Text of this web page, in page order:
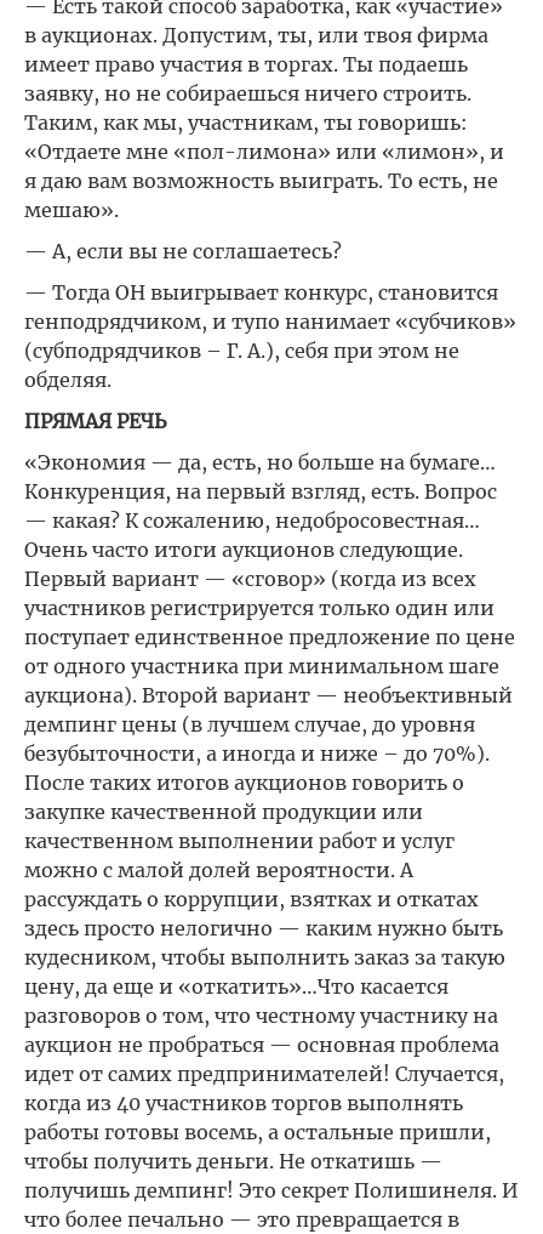
— Есть такой способ заработка, как «участие»
в аукционах. Допустим, ты, или твоя фирма
имеет право участия в торгах. Ты подаешь
заявку, но не собираешься ничего строить.
Таким, как мы, участникам, ты говоришь:
«Отдаете мне «пол-лимона» или «лимон», и
я даю вам возможность выиграть. То есть, не
мешаю».
— А, если вы не соглашаетесь?
— Тогда ОН выигрывает конкурс, становится
генподрядчиком, и тупо нанимает «субчиков»
(субподрядчиков – Г. А.), себя при этом не
обделяя.
ПРЯМАЯ РЕЧЬ
«Экономия — да, есть, но больше на бумаге…
Конкуренция, на первый взгляд, есть. Вопрос
— какая? К сожалению, недобросовестная…
Очень часто итоги аукционов следующие.
Первый вариант — «сговор» (когда из всех
участников регистрируется только один или
поступает единственное предложение по цене
от одного участника при минимальном шаге
аукциона). Второй вариант — необъективный
демпинг цены (в лучшем случае, до уровня
безубыточности, а иногда и ниже – до 70%).
После таких итогов аукционов говорить о
закупке качественной продукции или
качественном выполнении работ и услуг
можно с малой долей вероятности. А
рассуждать о коррупции, взятках и откатах
здесь просто нелогично — каким нужно быть
кудесником, чтобы выполнить заказ за такую
цену, да еще и «откатить»…Что касается
разговоров о том, что честному участнику на
аукцион не пробраться — основная проблема
идет от самих предпринимателей! Случается,
когда из 40 участников торгов выполнять
работы готовы восемь, а остальные пришли,
чтобы получить деньги. Не откатишь —
получишь демпинг! Это секрет Полишинеля. И
что более печально — это превращается в